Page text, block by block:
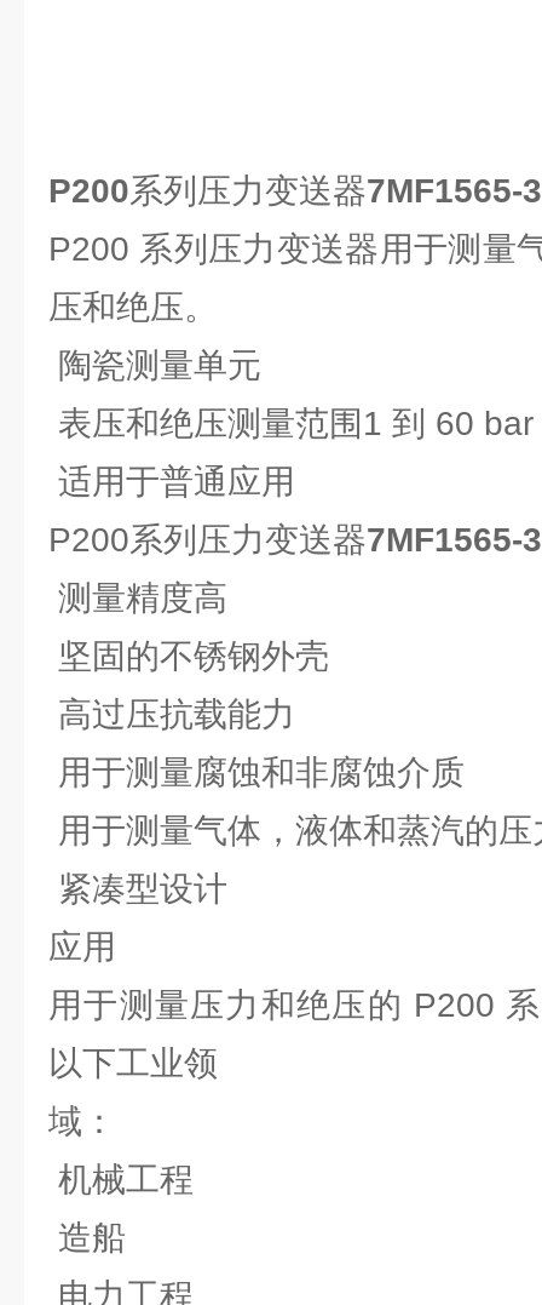
P200系列压力变送器7MF1565-
P200 系列压力变送器用于测量
压和绝压。
陶瓷测量单元
表压和绝压测量范围1 到 60 bar
适用于普通应用
P200系列压力变送器7MF1565-
测量精度高
坚固的不锈钢外壳
高过压抗载能力
用于测量腐蚀和非腐蚀介质
用于测量气体，液体和蒸汽的压
紧凑型设计
应用
用于测量压力和绝压的 P200
以下工业领
域：
机械工程
造船
电力工程